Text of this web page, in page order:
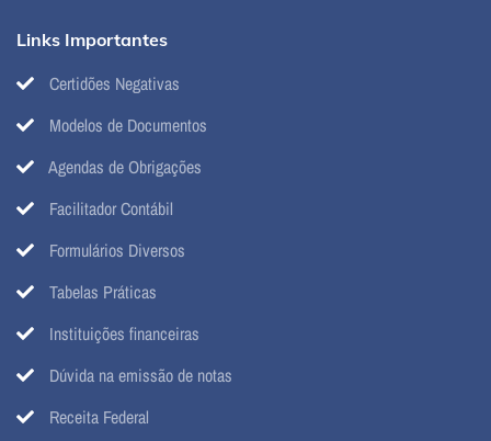
Links Importantes
Certidões Negativas
Modelos de Documentos
Agendas de Obrigações
Facilitador Contábil
Formulários Diversos
Tabelas Práticas
Instituições financeiras
Dúvida na emissão de notas
Receita Federal